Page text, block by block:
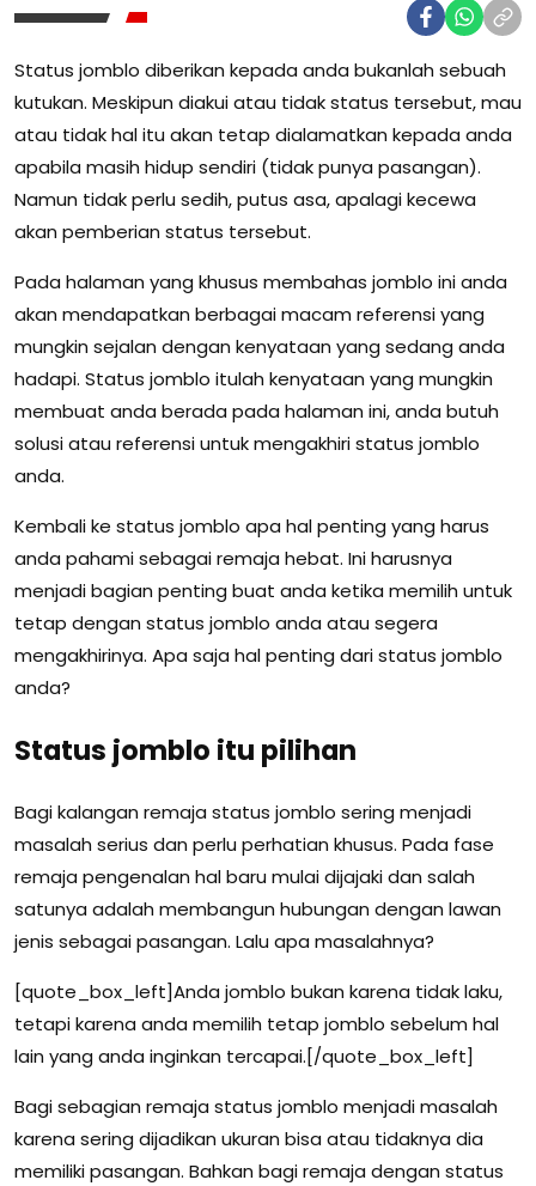
Status jomblo diberikan kepada anda bukanlah sebuah
kutukan. Meskipun diakui atau tidak status tersebut, mau
atau tidak hal itu akan tetap dialamatkan kepada anda
apabila masih hidup sendiri (tidak punya pasangan).
Namun tidak perlu sedih, putus asa, apalagi kecewa
akan pemberian status tersebut.
Pada halaman yang khusus membahas jomblo ini anda
akan mendapatkan berbagai macam referensi yang
mungkin sejalan dengan kenyataan yang sedang anda
hadapi. Status jomblo itulah kenyataan yang mungkin
membuat anda berada pada halaman ini, anda butuh
solusi atau referensi untuk mengakhiri status jomblo
anda.
Kembali ke status jomblo apa hal penting yang harus
anda pahami sebagai remaja hebat. Ini harusnya
menjadi bagian penting buat anda ketika memilih untuk
tetap dengan status jomblo anda atau segera
mengakhirinya. Apa saja hal penting dari status jomblo
anda?
Status jomblo itu pilihan
Bagi kalangan remaja status jomblo sering menjadi
masalah serius dan perlu perhatian khusus. Pada fase
remaja pengenalan hal baru mulai dijajaki dan salah
satunya adalah membangun hubungan dengan lawan
jenis sebagai pasangan. Lalu apa masalahnya?
[quote_box_left]Anda jomblo bukan karena tidak laku,
tetapi karena anda memilih tetap jomblo sebelum hal
lain yang anda inginkan tercapai.[/quote_box_left]
Bagi sebagian remaja status jomblo menjadi masalah
karena sering dijadikan ukuran bisa atau tidaknya dia
memiliki pasangan. Bahkan bagi remaja dengan status